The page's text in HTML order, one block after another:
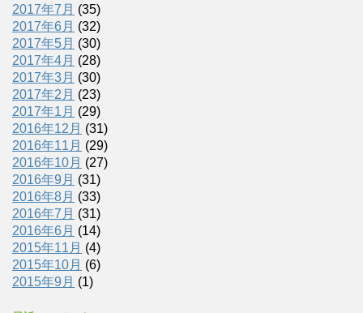
2017年7月 (35)
2017年6月 (32)
2017年5月 (30)
2017年4月 (28)
2017年3月 (30)
2017年2月 (23)
2017年1月 (29)
2016年12月 (31)
2016年11月 (29)
2016年10月 (27)
2016年9月 (31)
2016年8月 (33)
2016年7月 (31)
2016年6月 (14)
2015年11月 (4)
2015年10月 (6)
2015年9月 (1)